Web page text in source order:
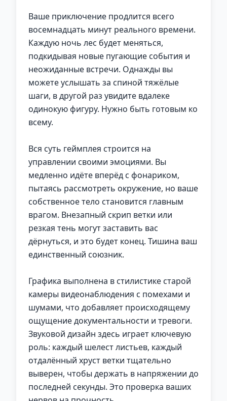
Ваше приключение продлится всего
восемнадцать минут реального времени.
Каждую ночь лес будет меняться,
подкидывая новые пугающие события и
неожиданные встречи. Однажды вы
можете услышать за спиной тяжёлые
шаги, в другой раз увидите вдалеке
одинокую фигуру. Нужно быть готовым ко
всему.
Вся суть геймплея строится на
управлении своими эмоциями. Вы
медленно идёте вперёд с фонариком,
пытаясь рассмотреть окружение, но ваше
собственное тело становится главным
врагом. Внезапный скрип ветки или
резкая тень могут заставить вас
дёрнуться, и это будет конец. Тишина ваш
единственный союзник.
Графика выполнена в стилистике старой
камеры видеонаблюдения с помехами и
шумами, что добавляет происходящему
ощущение документальности и тревоги.
Звуковой дизайн здесь играет ключевую
роль: каждый шелест листьев, каждый
отдалённый хруст ветки тщательно
выверен, чтобы держать в напряжении до
последней секунды. Это проверка ваших